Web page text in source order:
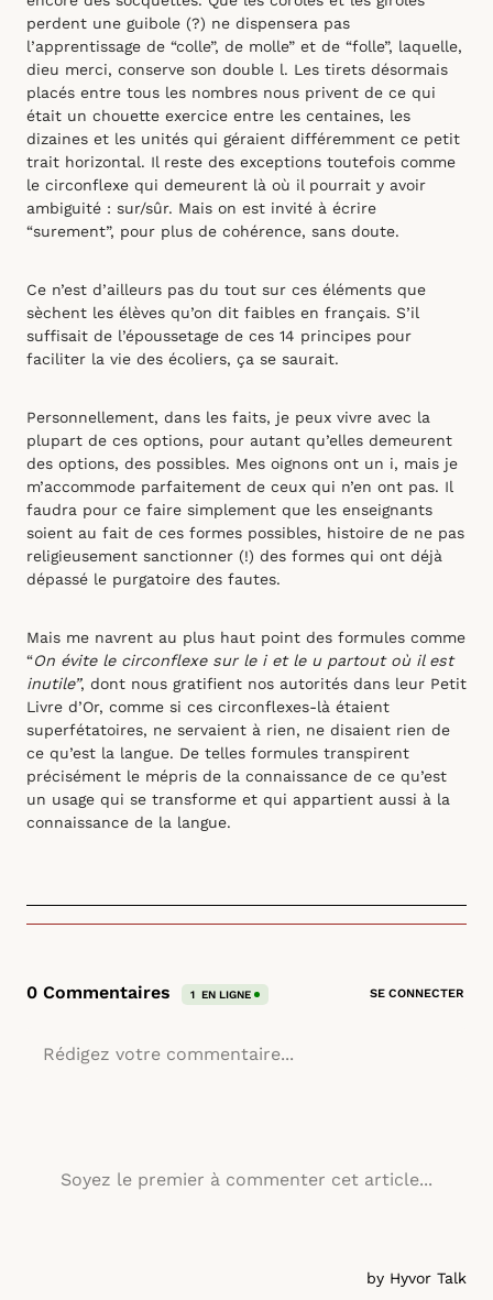
perdent une guibole (?) ne dispensera pas
l’apprentissage de “colle”, de molle” et de “folle”, laquelle,
dieu merci, conserve son double l. Les tirets désormais
placés entre tous les nombres nous privent de ce qui
était un chouette exercice entre les centaines, les
dizaines et les unités qui géraient différemment ce petit
trait horizontal. Il reste des exceptions toutefois comme
le circonflexe qui demeurent là où il pourrait y avoir
ambiguité : sur/sûr. Mais on est invité à écrire
“surement”, pour plus de cohérence, sans doute.
Ce n’est d’ailleurs pas du tout sur ces éléments que
sèchent les élèves qu’on dit faibles en français. S’il
suffisait de l’époussetage de ces 14 principes pour
faciliter la vie des écoliers, ça se saurait.
Personnellement, dans les faits, je peux vivre avec la
plupart de ces options, pour autant qu’elles demeurent
des options, des possibles. Mes oignons ont un i, mais je
m’accommode parfaitement de ceux qui n’en ont pas. Il
faudra pour ce faire simplement que les enseignants
soient au fait de ces formes possibles, histoire de ne pas
religieusement sanctionner (!) des formes qui ont déjà
dépassé le purgatoire des fautes.
Mais me navrent au plus haut point des formules comme
“On évite le circonflexe sur le i et le u partout où il est
inutile”, dont nous gratifient nos autorités dans leur Petit
Livre d’Or, comme si ces circonflexes-là étaient
superfétatoires, ne servaient à rien, ne disaient rien de
ce qu’est la langue. De telles formules transpirent
précisément le mépris de la connaissance de ce qu’est
un usage qui se transforme et qui appartient aussi à la
connaissance de la langue.